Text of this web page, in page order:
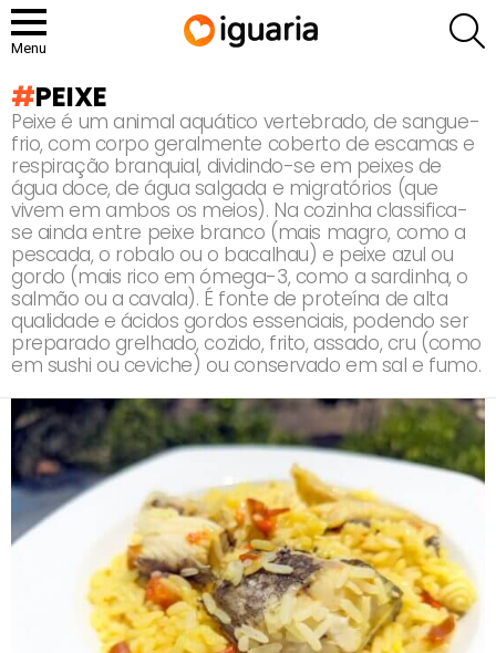
Menu
PEIXE
Peixe é um animal aquático vertebrado, de sangue-
frio, com corpo geralmente coberto de escamas e
respiração branquial, dividindo-se em peixes de
água doce, de água salgada e migratórios (que
vivem em ambos os meios). Na cozinha classifica-
se ainda entre peixe branco (mais magro, como a
pescada, o robalo ou o bacalhau) e peixe azul ou
gordo (mais rico em ómega-3, como a sardinha, o
salmão ou a cavala). É fonte de proteína de alta
qualidade e ácidos gordos essenciais, podendo ser
preparado grelhado, cozido, frito, assado, cru (como
em sushi ou ceviche) ou conservado em sal e fumo.
RECOMENDADOS